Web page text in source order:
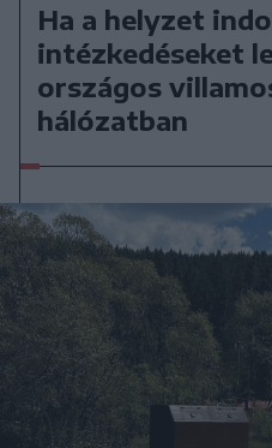
Ha a helyzet
intézkedéseket
országos
hálózatban